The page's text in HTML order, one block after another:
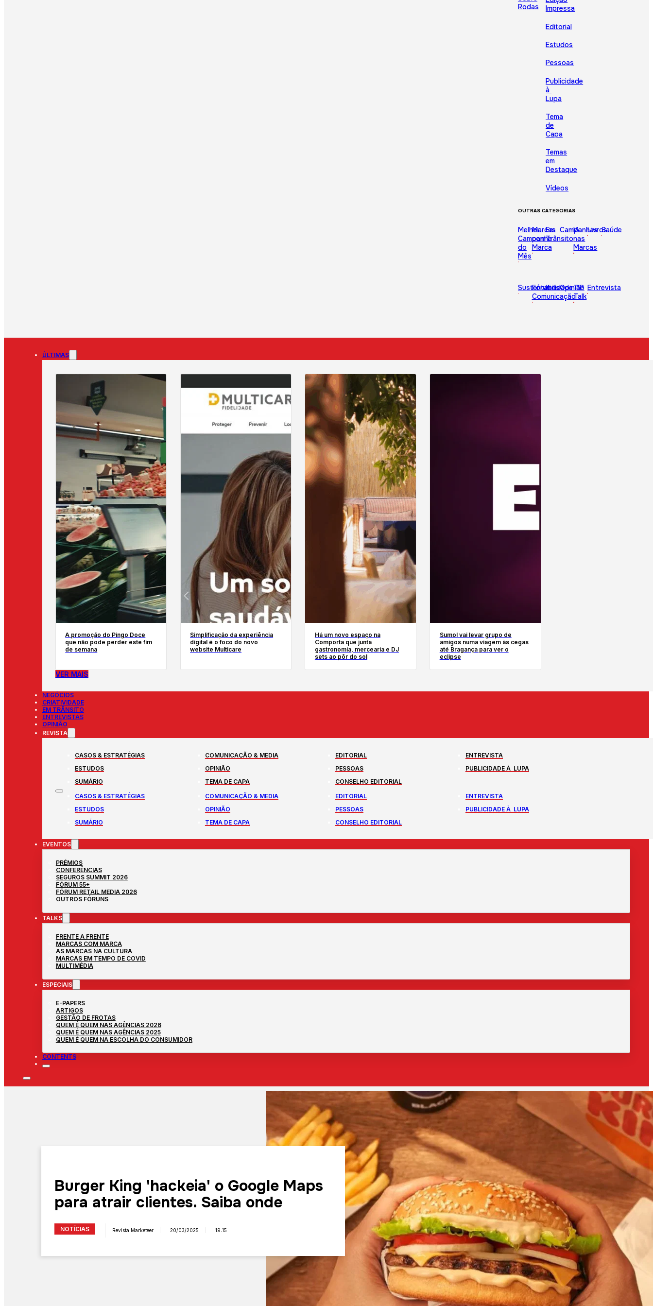
Rodas
Impressa
Editorial
Estudos
Pessoas
Publicidade
à
Lupa
Tema
de
Capa
Temas
em
Destaque
Vídeos
OUTRAS CATEGORIAS
Melhor
Campanha
do
Mês
Marcas
com
Marca
Em
Trânsito
Campanhas
IA
nas
Marcas
LivrosSaúde
Sustentabilidade
Fórum
Comunicação
KidsOpinião
TIP
Talk
Entrevista
ÚLTIMAS
A promoção do Pingo Doce
que não pode perder este fim
de semana
Simplificação da experiência
digital é o foco do novo
website Multicare
Há um novo espaço na
Comporta que junta
gastronomia, mercearia e DJ
sets ao pôr do sol
Sumol vai levar grupo de
amigos numa viagem às cegas
até Bragança para ver o
eclipse
VER MAIS
NEGÓCIOS
CRIATIVIDADE
EM TRÂNSITO
ENTREVISTAS
OPINIÃO
REVISTA
CASOS & ESTRATÉGIAS COMUNICAÇÃO & MEDIA EDITORIAL
ENTREVISTA
ESTUDOS
OPINIÃO PESSOAS
PUBLICIDADE À LUPA
SUMÁRIO
TEMA DE CAPA
CONSELHO EDITORIAL
CASOS & ESTRATÉGIAS
COMUNICAÇÃO & MEDIA EDITORIAL
ENTREVISTA
ESTUDOS
OPINIÃO PESSOAS
PUBLICIDADE À LUPA
SUMÁRIO
TEMA DE CAPA CONSELHO EDITORIAL
EVENTOS
PRÉMIOS
CONFERÊNCIAS
SEGUROS SUMMIT 2026
FÓRUM 55+
FÓRUM RETAIL MEDIA 2026
OUTROS FÓRUNS
TALKS
FRENTE A FRENTE
MARCAS COM MARCA
AS MARCAS NA CULTURA
MARCAS EM TEMPO DE COVID
MULTIMÉDIA
ESPECIAIS
E-PAPERS
ARTIGOS
GESTÃO DE FROTAS
QUEM É QUEM NAS AGÊNCIAS 2026
QUEM É QUEM NAS AGÊNCIAS 2025
QUEM É QUEM NA ESCOLHA DO CONSUMIDOR
CONTENTS
Burger King 'hackeia' o Google Maps
para atrair clientes. Saiba onde
NOTÍCIAS Revista Marketeer 20/03/2025 19:15